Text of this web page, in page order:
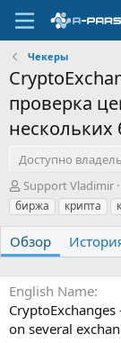
Чекеры
проверка
нескольких
Доступно
А
в
т
о
р
Support Vladimir
биржа
крипта
Обзор
English Name
on several